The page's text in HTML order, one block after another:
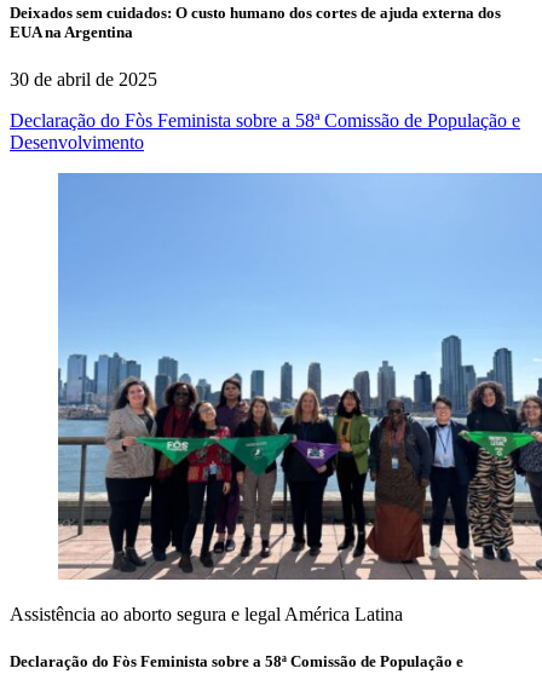
Deixados sem cuidados: O custo humano dos cortes de ajuda externa dos
EUA na Argentina
30 de abril de 2025
Declaração do Fòs Feminista sobre a 58ª Comissão de População e
Desenvolvimento
Assistência ao aborto segura e legal América Latina
Declaração do Fòs Feminista sobre a 58ª Comissão de População e